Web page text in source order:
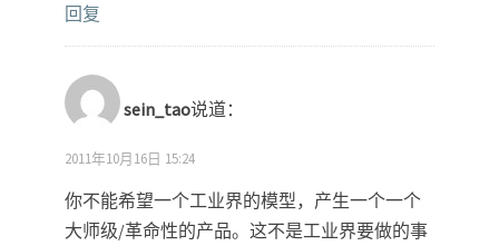
回复
sein_tao说道：
2011年10月16日 15:24
你不能希望一个工业界的模型，产生一个一个
大师级/革命性的产品。这不是工业界要做的事